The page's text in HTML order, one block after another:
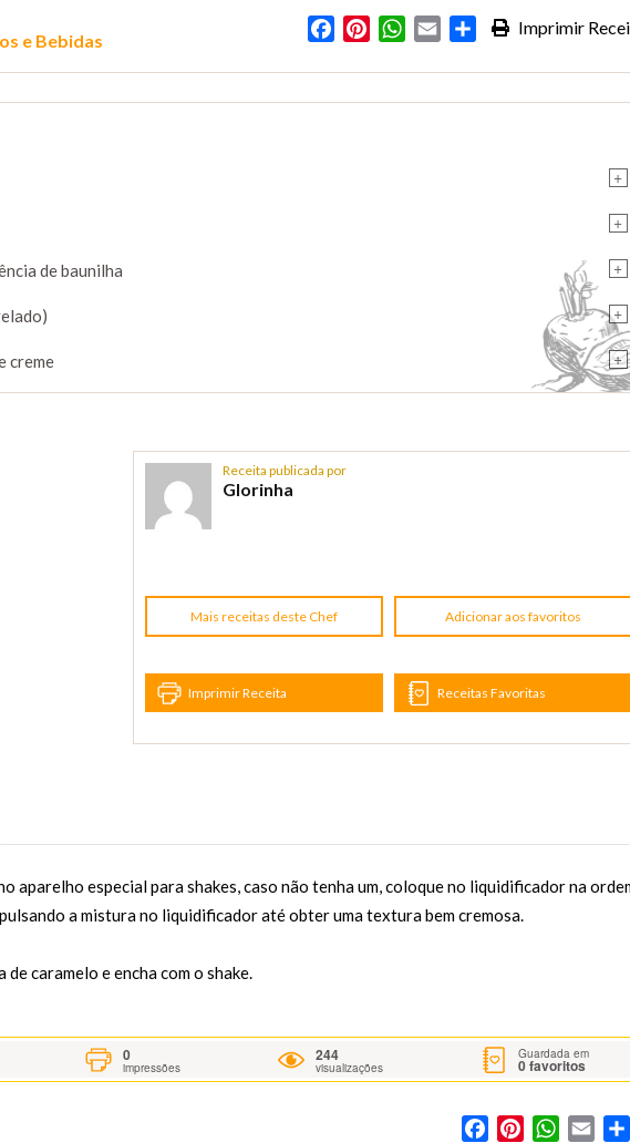
Imprimir
FacebookPinterestWhatsApp
Email Partilhar
e Bebidas
+
+
+
de baunilha
+
+
creme
Receita publicada por
Glorinha
Mais receitas deste Chef Adicionar aos favoritos
Imprimir Receita Receitas Favoritas
aparelho especial para shakes, caso não tenha um, coloque no liquidificador na
a mistura no liquidificador até obter uma textura bem cremosa.
caramelo e encha com o shake.
0
impressões
244
visualizações
Guardada em
0favoritos
FacebookPinterest